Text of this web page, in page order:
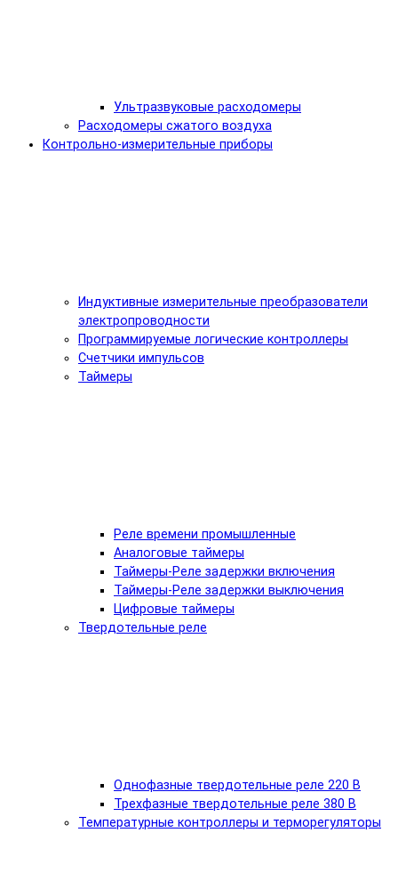
Ультразвуковые расходомеры
Расходомеры сжатого воздуха
Контрольно-измерительные приборы
Индуктивные измерительные преобразователи
электропроводности
Программируемые логические контроллеры
Счетчики импульсов
Таймеры
Реле времени промышленные
Аналоговые таймеры
Таймеры-Реле задержки включения
Таймеры-Реле задержки выключения
Цифровые таймеры
Твердотельные реле
Однофазные твердотельные реле 220 В
Трехфазные твердотельные реле 380 В
Температурные контроллеры и терморегуляторы